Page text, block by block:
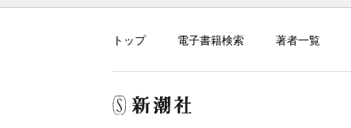
トップ 電子書籍検索 著者一覧